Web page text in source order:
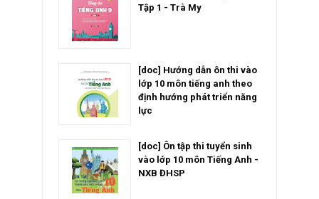
Tập 1 - Trà My
[doc] Hướng dẫn ôn thi vào
lớp 10 môn tiếng anh theo
định hướng phát triển năng
lực
[doc] Ôn tập thi tuyển sinh
vào lớp 10 môn Tiếng Anh -
NXB ĐHSP